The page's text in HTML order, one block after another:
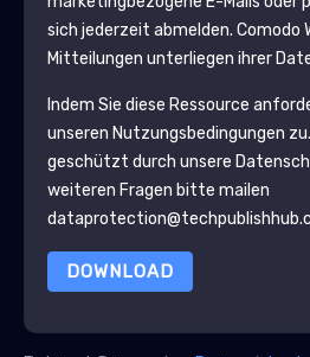
sich jederzeit abmelden. Comodo
Mitteilungen unterliegen ihrer
Indem Sie diese Ressource
unseren Nutzungsbedingungen
geschützt durch unsere
weiteren Fragen bitte mailen
DOWNLOAD